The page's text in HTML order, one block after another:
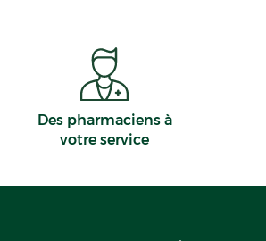
Des pharmaciens à
votre service